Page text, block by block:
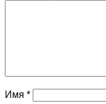
Имя *